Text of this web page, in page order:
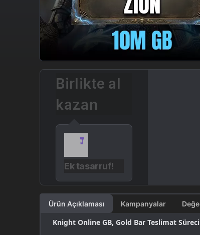
Birlikte al
kazan
Ek tasarruf!
Ürün Açıklaması Kampanyalar
Knight Online GB, Gold Bar Teslimat Süreci